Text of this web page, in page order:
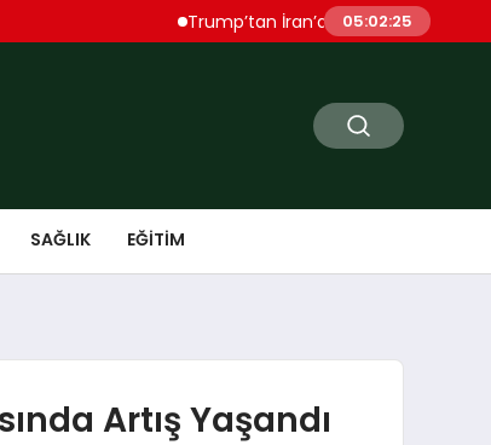
Trump’tan İran’a Sert Uyarı “Çok Ağır
05:02:26
SAĞLIK EĞITIM
Artış Yaşandı